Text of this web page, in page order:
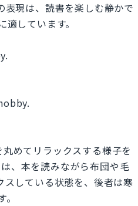
表現は、読書を楽しむ静かで
しています。
めてリラックスする様子を
、本を読みながら布団や毛
している状態を、後者は寒